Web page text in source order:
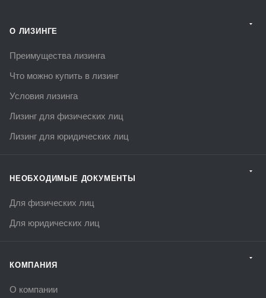
О ЛИЗИНГЕ
Преимущества лизинга
Что можно купить в лизинг
Условия лизинга
Лизинг для физических лиц
Лизинг для юридических лиц
НЕОБХОДИМЫЕ ДОКУМЕНТЫ
Для физических лиц
Для юридических лиц
КОМПАНИЯ
О компании